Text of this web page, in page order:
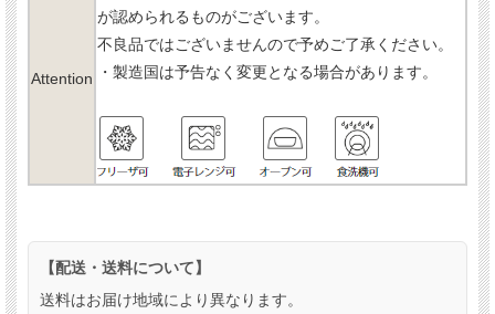
Attention
が認められるものがございます。
不良品ではございませんので予めご了承ください。
・製造国は予告なく変更となる場合があります。
【配送・送料について】
送料はお届け地域により異なります。